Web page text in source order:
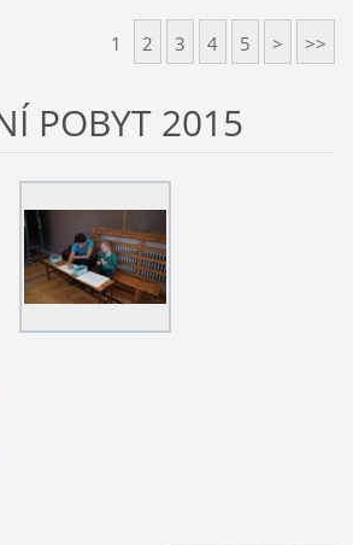
1 2 3 4 5 > >>
POBYT 2015